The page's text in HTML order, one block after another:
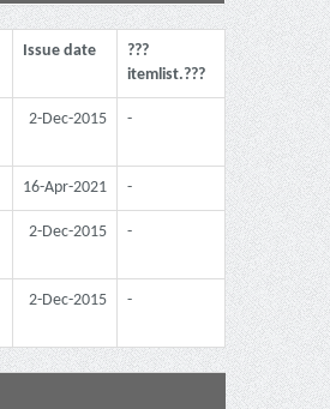
Issue date
???
itemlist.???
2-Dec-2015 -
16-Apr-2021 -
2-Dec-2015 -
2-Dec-2015 -